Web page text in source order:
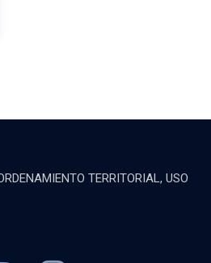
TERRITORIAL, USO